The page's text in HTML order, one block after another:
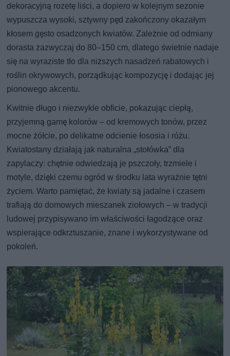
dekoracyjną rozetę liści, a dopiero w kolejnym sezonie
wypuszcza wysoki, sztywny pęd zakończony okazałym
kłosem gęsto osadzonych kwiatów. Zależnie od odmiany
dorasta zazwyczaj do 80–150 cm, dlatego świetnie nadaje
się na wyraziste tło dla niższych nasadzeń rabatowych i
roślin okrywowych, porządkując kompozycję i dodając jej
pionowego akcentu.
Kwitnie długo i niezwykle obficie, pokazując ciepłą,
przyjemną gamę kolorów – od kremowych tonów, przez
mocne żółcie, po delikatne odcienie łososia i różu.
Kwiatostany działają jak naturalna „stołówka” dla
zapylaczy: chętnie odwiedzają je pszczoły, trzmiele i
motyle, dzięki czemu ogród w środku lata wyraźnie tętni
życiem. Warto pamiętać, że kwiaty są jadalne i czasem
trafiają do domowych mieszanek ziołowych – w tradycji
ludowej przypisywano im właściwości łagodzące oraz
wspierające odkrztuszanie, znane i wykorzystywane od
pokoleń.